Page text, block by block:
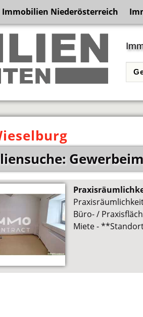
Immobilien Niederösterreich
Büro- /
Miete -